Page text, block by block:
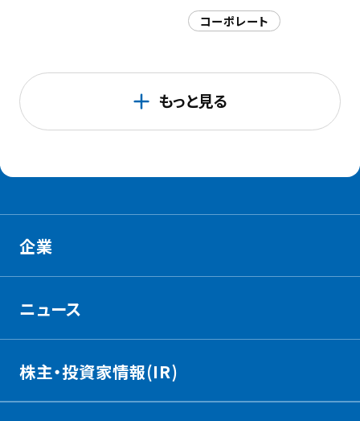
コーポレート
JR
の
を
っ
もっと見る
企業
ニュース
株主・投資家情報(IR)